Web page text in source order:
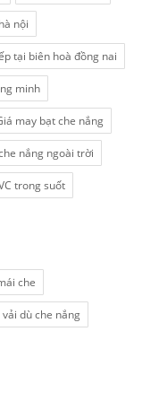
nội
tại biên hoà đồng nai
minh
may bạt che nắng
nắng ngoài trời
trong suốt
che
vải dù che nắng